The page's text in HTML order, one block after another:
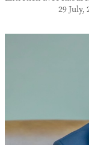
29 July,